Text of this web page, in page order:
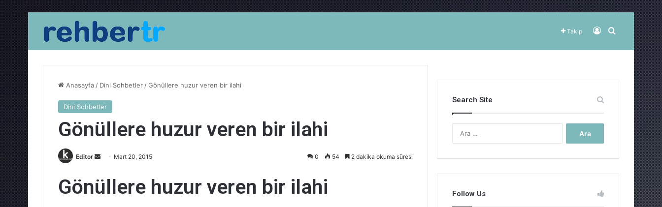
Takip Kayıt OlArama yap
Anasayfa / Dini Sohbetler /Gönüllere huzur veren bir ilahi
Dini Sohbetler
Gönüllere huzur veren bir ilahi
Editor
Bir
posta
göndermek
Mart 20, 2015 0 54 2 dakika okuma süresi
Gönüllere huzur veren bir ilahi
Search Site
Follow Us